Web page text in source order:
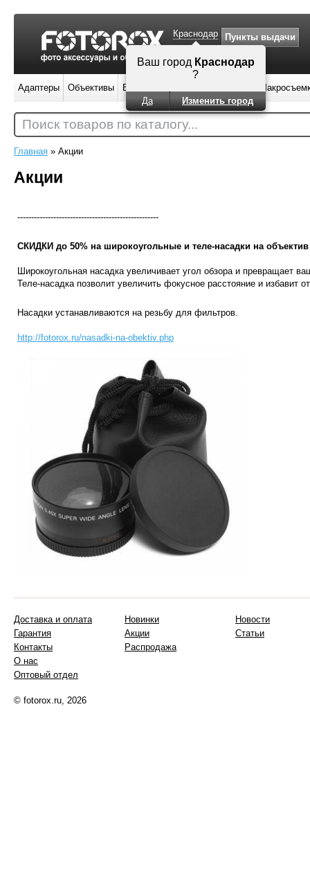
Главная » Акции
Акции
---------------------------------------------------
СКИДКИ до 50% на широкоугольные и теле-насадки на объектив
Широкоугольная насадка увеличивает угол обзора и превращает
Теле-насадка позволит увеличить фокусное расстояние и избавит
Насадки устанавливаются на резьбу для фильтров.
http://fotorox.ru/nasadki-na-obektiv.php
Краснодар
Ваш город Краснодар
?
Да Изменить город
Пункты выдачи
Адаптеры Объективы Вспышки
Поиск товаров по каталогу...
Доставка и оплата
Гарантия
Контакты
О нас
Оптовый отдел
Новинки
Акции
Распродажа
Новости
Статьи
© fotorox.ru, 2026